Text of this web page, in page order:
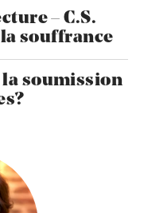
– C.S.
souffrance
soumission